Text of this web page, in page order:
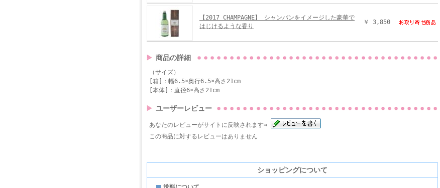
【2017 CHAMPAGNE】 シャンパンをイメージした豪華で
はじけるような香り
￥ 3,850
商品の詳細
（サイズ）
[箱]：幅6.5×奥行6.5×高さ21cm
[本体]：直径6×高さ21cm
ユーザーレビュー
あなたのレビューがサイトに反映されます⇒
この商品に対するレビューはありません
ショッピングについて